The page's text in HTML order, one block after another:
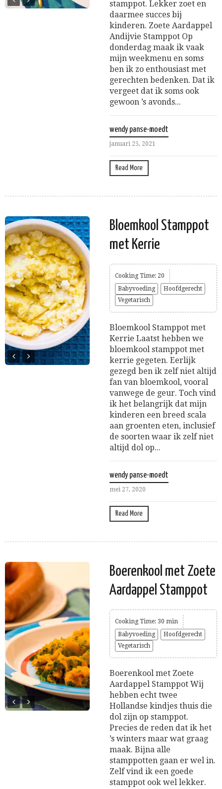
stamppot. Lekker zoet en
daarmee succes bij
kinderen. Zoete Aardappel
Andijvie Stamppot Op
donderdag maak ik vaak
mijn weekmenu en soms
ben ik zo enthousiast met
gerechten bedenken. Dat ik
vergeet dat ik soms ook
gewoon ’s avonds...
wendy panse-moedt
januari 25, 2021
Read More
Bloemkool Stamppot
met Kerrie
Cooking Time: 20
Babyvoeding
Hoofdgerecht
Vegetarisch
Bloemkool Stamppot met
Kerrie Laatst hebben we
bloemkool stamppot met
kerrie gegeten. Eerlijk
gezegd ben ik zelf niet altijd
fan van bloemkool, vooral
vanwege de geur. Toch vind
ik het belangrijk dat mijn
kinderen een breed scala
aan groenten eten, inclusief
de soorten waar ik zelf niet
altijd dol op...
wendy panse-moedt
mei 27, 2020
Read More
Boerenkool met Zoete
Aardappel Stamppot
Cooking Time: 30 min
Babyvoeding
Hoofdgerecht
Vegetarisch
Boerenkool met Zoete
Aardappel Stamppot Wij
hebben echt twee
Hollandse kindjes thuis die
dol zijn op stamppot.
Precies de reden dat ik het
’s winters maar wat graag
maak. Bijna alle
stamppotten gaan er wel in.
Zelf vind ik een goede
stamppot ook wel lekker.